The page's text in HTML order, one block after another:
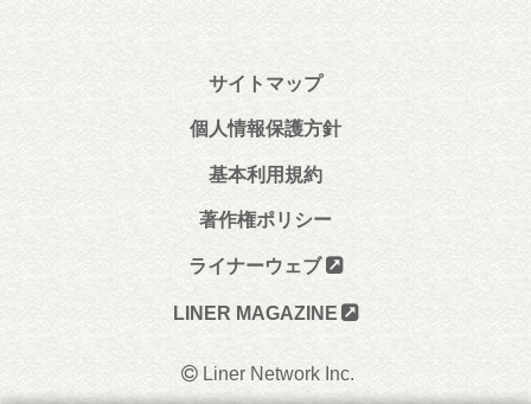
サイトマップ
個人情報保護方針
基本利用規約
著作権ポリシー
ライナーウェブ
LINER MAGAZINE
Liner Network Inc.